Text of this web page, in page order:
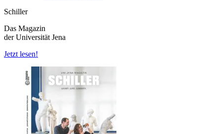
Schiller
Das Magazin
der Universität Jena
Jetzt lesen!